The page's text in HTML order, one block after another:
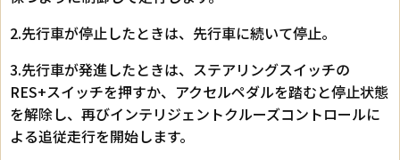
2.先行車が停止したときは、先行車に続いて停止。
3.先行車が発進したときは、ステアリングスイッチの
RES+スイッチを押すか、アクセルペダルを踏むと停止状態
を解除し、再びインテリジェントクルーズコントロールに
よる追従走行を開始します。